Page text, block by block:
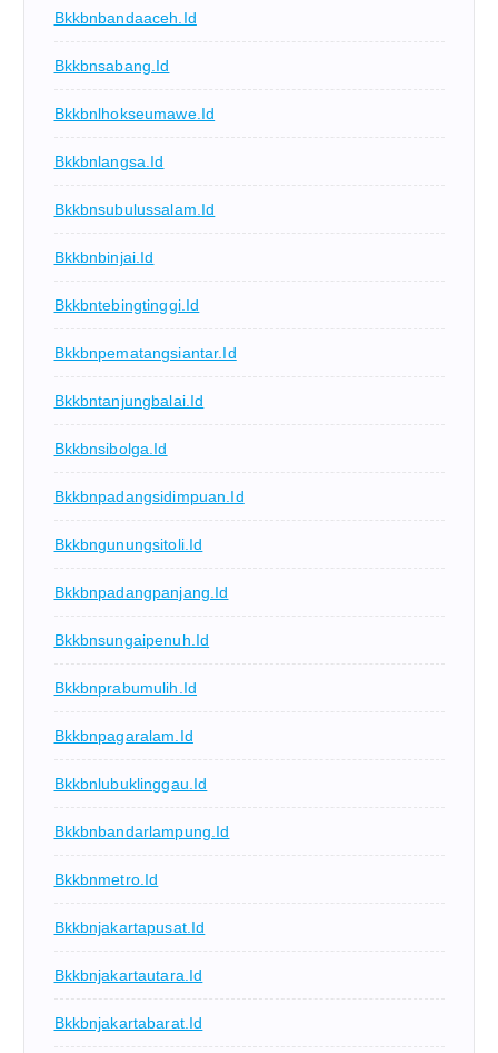
Bkkbnbandaaceh.id
Bkkbnsabang.id
Bkkbnlhokseumawe.id
Bkkbnlangsa.id
Bkkbnsubulussalam.id
Bkkbnbinjai.id
Bkkbntebingtinggi.id
Bkkbnpematangsiantar.id
Bkkbntanjungbalai.id
Bkkbnsibolga.id
Bkkbnpadangsidimpuan.id
Bkkbngunungsitoli.id
Bkkbnpadangpanjang.id
Bkkbnsungaipenuh.id
Bkkbnprabumulih.id
Bkkbnpagaralam.id
Bkkbnlubuklinggau.id
Bkkbnbandarlampung.id
Bkkbnmetro.id
Bkkbnjakartapusat.id
Bkkbnjakartautara.id
Bkkbnjakartabarat.id